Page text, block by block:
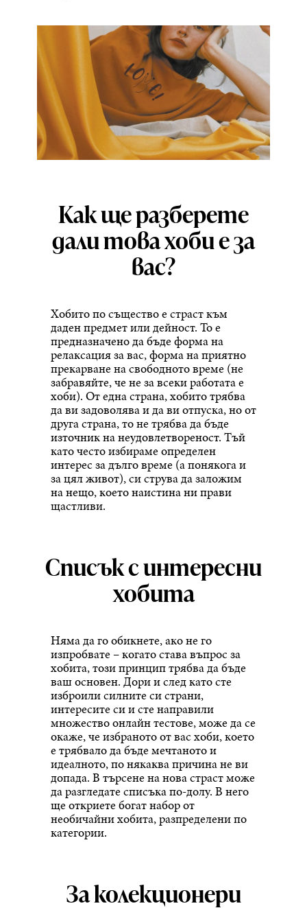
Как ще разберете
дали това хоби е за
вас?
Хобито по същество е страст към
даден предмет или дейност. То е
предназначено да бъде форма на
релаксация за вас, форма на приятно
прекарване на свободното време (не
забравяйте, че не за всеки работата е
хоби). От една страна, хобито трябва
да ви задоволява и да ви отпуска, но от
друга страна, то не трябва да бъде
източник на неудовлетвореност. Тъй
като често избираме определен
интерес за дълго време (а понякога и
за цял живот), си струва да заложим
на нещо, което наистина ни прави
щастливи.
Списък с интересни
хобита
Няма да го обикнете, ако не го
изпробвате – когато става въпрос за
хобита, този принцип трябва да бъде
ваш основен. Дори и след като сте
изброили силните си страни,
интересите си и сте направили
множество онлайн тестове, може да се
окаже, че избраното от вас хоби, което
е трябвало да бъде мечтаното и
идеалното, по някаква причина не ви
допада. В търсене на нова страст може
да разгледате списъка по-долу. В него
ще откриете богат набор от
необичайни хобита, разпределени по
категории.
За колекционери